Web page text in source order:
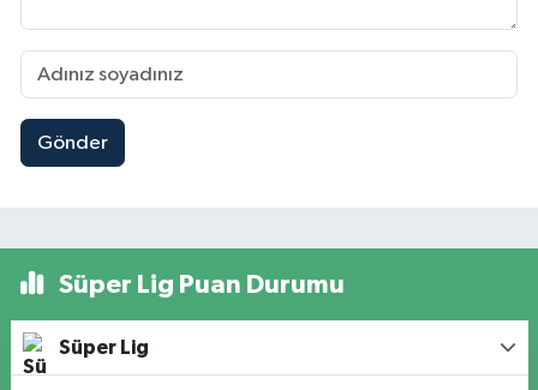
Gönder
Süper Lig Puan Durumu
Süper Lig